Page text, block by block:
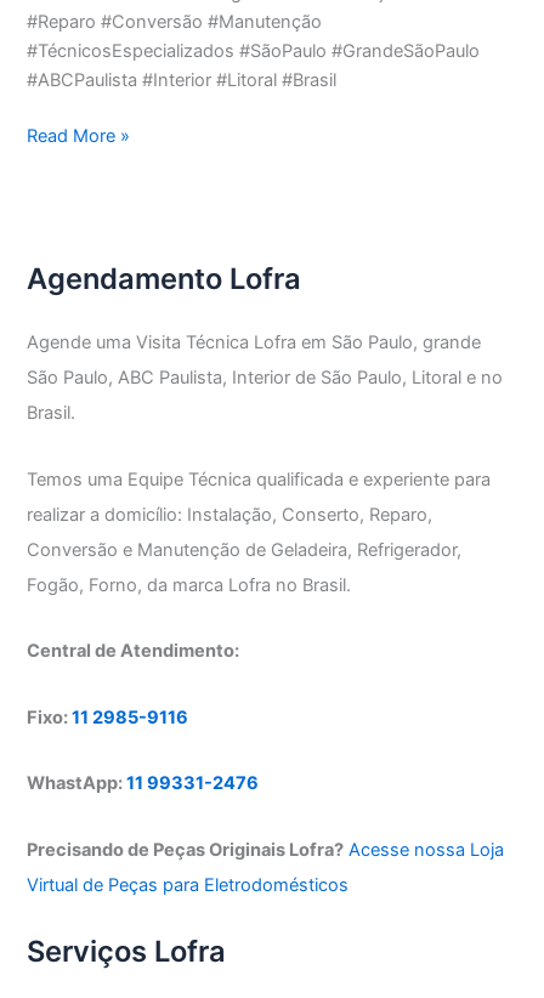
#Reparo #Conversão #Manutenção
#TécnicosEspecializados #SãoPaulo #GrandeSãoPaulo
#ABCPaulista #Interior #Litoral #Brasil
Assistência
Read More »
Agendamento Lofra
Agende uma Visita Técnica Lofra em São Paulo, grande
São Paulo, ABC Paulista, Interior de São Paulo, Litoral e no
Brasil.
Temos uma Equipe Técnica qualificada e experiente para
realizar a domicílio: Instalação, Conserto, Reparo,
Conversão e Manutenção de Geladeira, Refrigerador,
Fogão, Forno, da marca Lofra no Brasil.
Central de Atendimento:
Fixo:11 2985-9116
WhastApp:11 99331-2476
Precisando de Peças Originais Lofra? Acesse nossa Loja
Virtual de Peças para Eletrodomésticos
Serviços Lofra